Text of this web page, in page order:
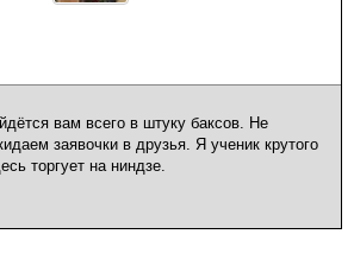
вам всего в штуку баксов. Не
заявочки в друзья. Я ученик крутого
торгует на ниндзе.